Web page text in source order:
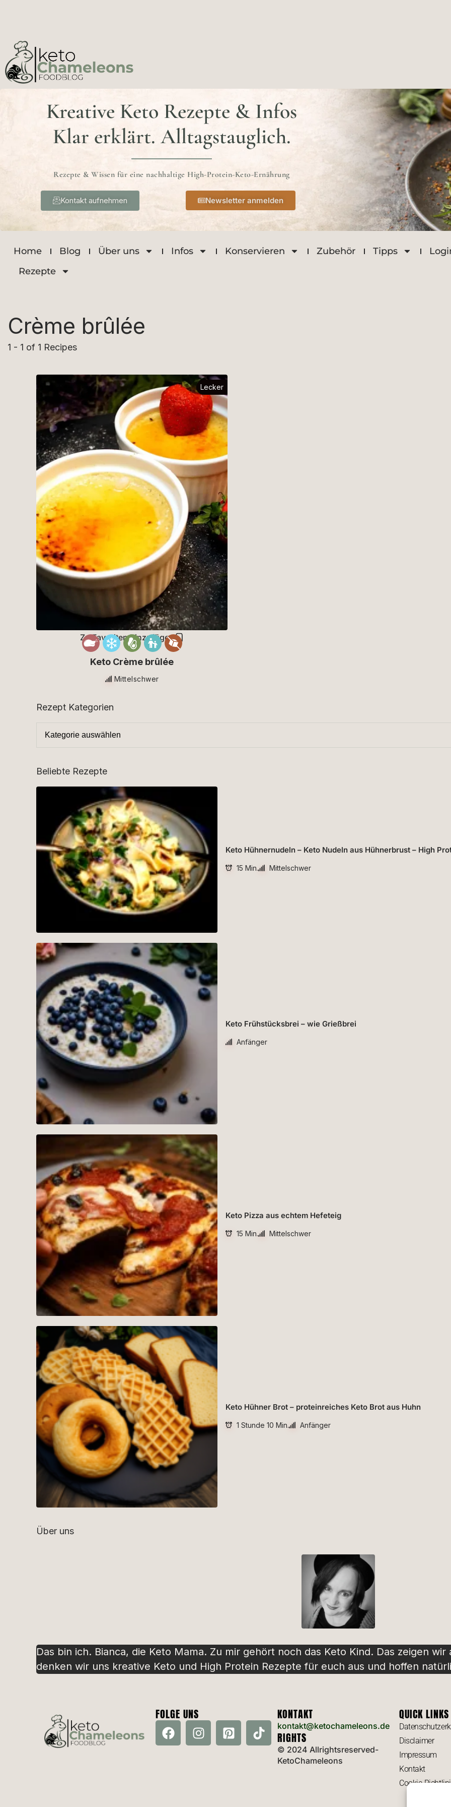
Kreative Keto Rezepte & Infos
Klar erklärt. Alltagstauglich.
Rezepte & Wissen für eine nachhaltige High-Protein-Keto-Ernährung
Kontakt aufnehmen Newsletter anmelden
Home Blog Über uns Infos Konservieren Zubehör Tipps
Rezepte
Crème brûlée
1 - 1 of 1 Recipes
Zu Favoriten hinzufügen
Lecker
Keto Crème brûlée
Mittelschwer
Rezept Kategorien
Beliebte Rezepte
Keto Hühnernudeln – Keto Nudeln aus Hühnerbrust – High
15 Min. Mittelschwer
Keto Frühstücksbrei – wie Grießbrei
Anfänger
Keto Pizza aus echtem Hefeteig
15 Min. Mittelschwer
Keto Hühner Brot – proteinreiches Keto Brot aus Huhn
1 Stunde 10 Min. Anfänger
Über uns
Das bin ich. Bianca, die Keto Mama. Zu mir gehört noch das Keto Kind. Das zeigen
denken wir uns kreative Keto und High Protein Rezepte für euch aus und hoffen
FOLGE UNS KONTAKT
kontakt@ketochameleons.de
RIGHTS
© 2024 Allrightsreserved-
KetoChameleons
QUICK LINKS
Disclaimer
Impressum
Kontakt
Cookie-